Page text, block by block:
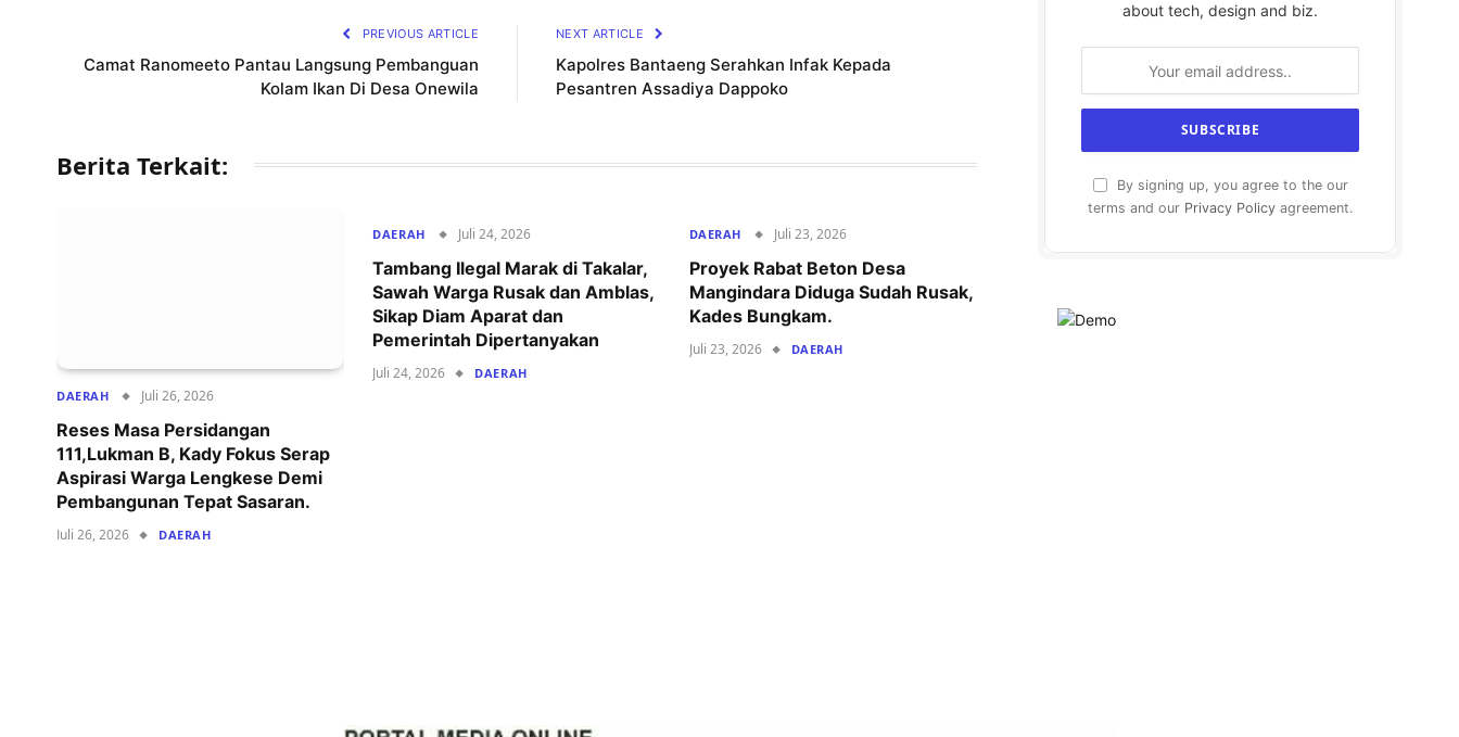
PREVIOUS ARTICLE
Camat Ranomeeto Pantau Langsung Pembanguan
Kolam Ikan Di Desa Onewila
NEXT ARTICLE
Kapolres Bantaeng Serahkan Infak Kepada
Pesantren Assadiya Dappoko
Berita Terkait:
DAERAH Juli 26, 2026
Reses Masa Persidangan
111,Lukman B, Kady Fokus Serap
Aspirasi Warga Lengkese Demi
Pembangunan Tepat Sasaran.
Juli 26, 2026 DAERAH
DAERAH Juli 24, 2026
Tambang Ilegal Marak di Takalar,
Sawah Warga Rusak dan Amblas,
Sikap Diam Aparat dan
Pemerintah Dipertanyakan
Juli 24, 2026 DAERAH
DAERAH Juli 23, 2026
Proyek Rabat Beton Desa
Mangindara Diduga Sudah Rusak,
Kades Bungkam.
Juli 23, 2026 DAERAH
about tech, design and biz.
By signing up, you agree to the our
terms and our Privacy Policy agreement.